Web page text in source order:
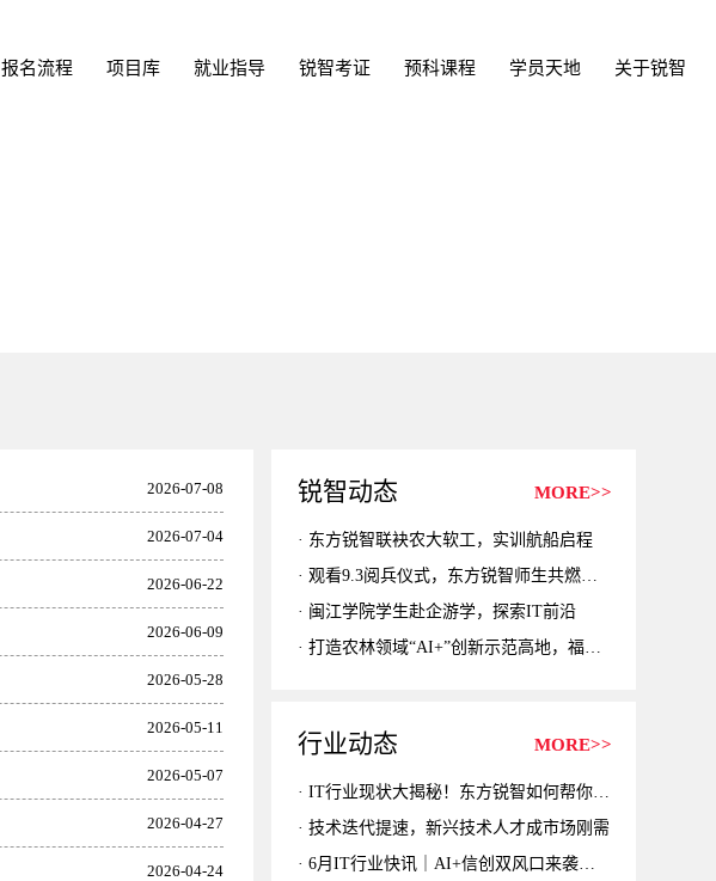
报名流程 项目库 就业指导 锐智考证 预科课程 学员天地 关于锐智
2026-07-08
2026-07-04
2026-06-22
2026-06-09
2026-05-28
2026-05-11
2026-05-07
2026-04-27
2026-04-24
锐智动态 MORE>>
东方锐智联袂农大软工，实训航船启程
观看9.3阅兵仪式，东方锐智师生共燃家国情
闽江学院学生赴企游学，探索IT前沿
打造农林领域“AI+”创新示范高地，福建农林大学农林人工智能研究院揭牌仪式暨农林人工智能学术研讨会举行
行业动态 MORE>>
IT行业现状大揭秘！东方锐智如何帮你抓住“嵌入式+AIoT”风口？
技术迭代提速，新兴技术人才成市场刚需
6月IT行业快讯｜AI+信创双风口来袭！当下热门就业岗位一览